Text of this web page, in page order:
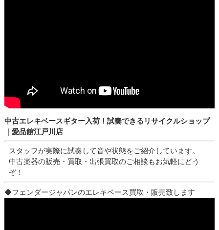
中古エレキベースギター入荷！試奏できるリサイクルショップ
｜愛品館江戸川店
スタッフが実際に試奏して音や状態をご紹介しています。
中古楽器の販売・買取・出張買取のご相談もお気軽にどう
ぞ！
◆フェンダージャパンのエレキベース買取・販売致します